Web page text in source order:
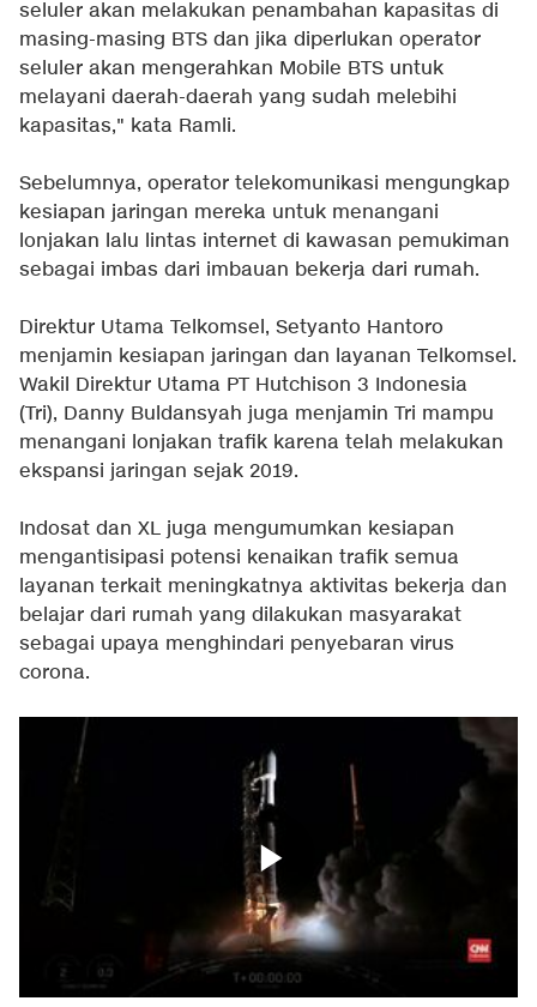
seluler akan melakukan penambahan kapasitas di
masing-masing BTS dan jika diperlukan operator
seluler akan mengerahkan Mobile BTS untuk
melayani daerah-daerah yang sudah melebihi
kapasitas," kata Ramli.
Sebelumnya, operator telekomunikasi mengungkap
kesiapan jaringan mereka untuk menangani
lonjakan lalu lintas internet di kawasan pemukiman
sebagai imbas dari imbauan bekerja dari rumah.
Direktur Utama Telkomsel, Setyanto Hantoro
menjamin kesiapan jaringan dan layanan Telkomsel.
Wakil Direktur Utama PT Hutchison 3 Indonesia
(Tri), Danny Buldansyah juga menjamin Tri mampu
menangani lonjakan trafik karena telah melakukan
ekspansi jaringan sejak 2019.
Indosat dan XL juga mengumumkan kesiapan
mengantisipasi potensi kenaikan trafik semua
layanan terkait meningkatnya aktivitas bekerja dan
belajar dari rumah yang dilakukan masyarakat
sebagai upaya menghindari penyebaran virus
corona.